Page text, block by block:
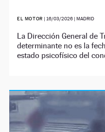
EL MOTOR | 16/03/2026 | MADRID
La Dirección General de
determinante no es la
estado psicofísico del